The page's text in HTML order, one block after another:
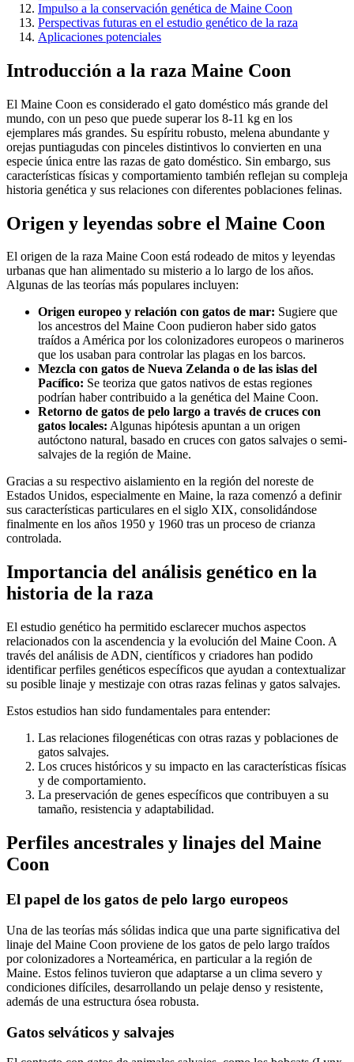
Impulso a la conservación genética de Maine Coon
Perspectivas futuras en el estudio genético de la raza
Aplicaciones potenciales
Introducción a la raza Maine Coon
El Maine Coon es considerado el gato doméstico más grande del
mundo, con un peso que puede superar los 8-11 kg en los
ejemplares más grandes. Su espíritu robusto, melena abundante y
orejas puntiagudas con pinceles distintivos lo convierten en una
especie única entre las razas de gato doméstico. Sin embargo, sus
características físicas y comportamiento también reflejan su compleja
historia genética y sus relaciones con diferentes poblaciones felinas.
Origen y leyendas sobre el Maine Coon
El origen de la raza Maine Coon está rodeado de mitos y leyendas
urbanas que han alimentado su misterio a lo largo de los años.
Algunas de las teorías más populares incluyen:
Origen europeo y relación con gatos de mar: Sugiere que
los ancestros del Maine Coon pudieron haber sido gatos
traídos a América por los colonizadores europeos o marineros
que los usaban para controlar las plagas en los barcos.
Mezcla con gatos de Nueva Zelanda o de las islas del
Pacífico: Se teoriza que gatos nativos de estas regiones
podrían haber contribuido a la genética del Maine Coon.
Retorno de gatos de pelo largo a través de cruces con
gatos locales: Algunas hipótesis apuntan a un origen
autóctono natural, basado en cruces con gatos salvajes o semi-
salvajes de la región de Maine.
Gracias a su respectivo aislamiento en la región del noreste de
Estados Unidos, especialmente en Maine, la raza comenzó a definir
sus características particulares en el siglo XIX, consolidándose
finalmente en los años 1950 y 1960 tras un proceso de crianza
controlada.
Importancia del análisis genético en la
historia de la raza
El estudio genético ha permitido esclarecer muchos aspectos
relacionados con la ascendencia y la evolución del Maine Coon. A
través del análisis de ADN, científicos y criadores han podido
identificar perfiles genéticos específicos que ayudan a contextualizar
su posible linaje y mestizaje con otras razas felinas y gatos salvajes.
Estos estudios han sido fundamentales para entender:
Las relaciones filogenéticas con otras razas y poblaciones de
gatos salvajes.
Los cruces históricos y su impacto en las características físicas
y de comportamiento.
La preservación de genes específicos que contribuyen a su
tamaño, resistencia y adaptabilidad.
Perfiles ancestrales y linajes del Maine
Coon
El papel de los gatos de pelo largo europeos
Una de las teorías más sólidas indica que una parte significativa del
linaje del Maine Coon proviene de los gatos de pelo largo traídos
por colonizadores a Norteamérica, en particular a la región de
Maine. Estos felinos tuvieron que adaptarse a un clima severo y
condiciones difíciles, desarrollando un pelaje denso y resistente,
además de una estructura ósea robusta.
Gatos selváticos y salvajes